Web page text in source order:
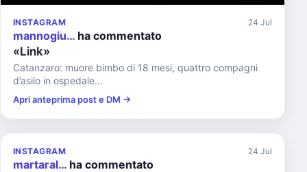
INSTAGRAM 24 Jul
mannogiu… ha commentato
«Link»
Catanzaro: muore bimbo di 18 mesi, quattro compagni
d’asilo in ospedale...
Apri anteprima post e DM →
INSTAGRAM 24 Jul
martaral… ha commentato